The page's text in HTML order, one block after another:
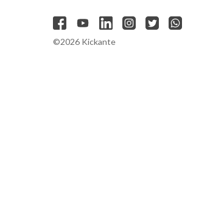
©2026 Kickante